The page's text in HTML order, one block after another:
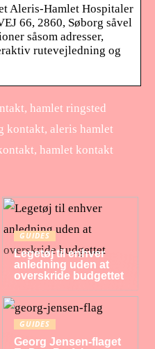
Aleris-Hamlet Hospitaler
66, 2860, Søborg såvel
såsom adresser,
rutevejledning og
hamlet ringsted
kontakt, aleris hamlet
hamlet kontakt
GUIDES
Legetøj til enhver
anledning uden at
overskride budgettet
GUIDES
Georg Jensen-flaget